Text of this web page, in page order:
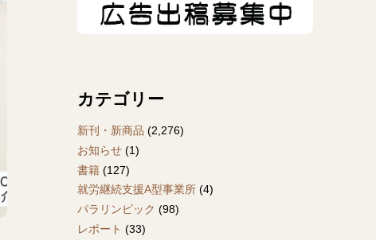
カテゴリー
新刊・新商品 (2,276)
お知らせ(1)
書籍(127)
就労継続支援A型事業所(4)
パラリンピック (98)
レポート (33)